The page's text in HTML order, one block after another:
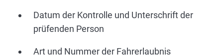
Datum der Kontrolle und Unterschrift der
prüfenden Person
Art und Nummer der Fahrerlaubnis